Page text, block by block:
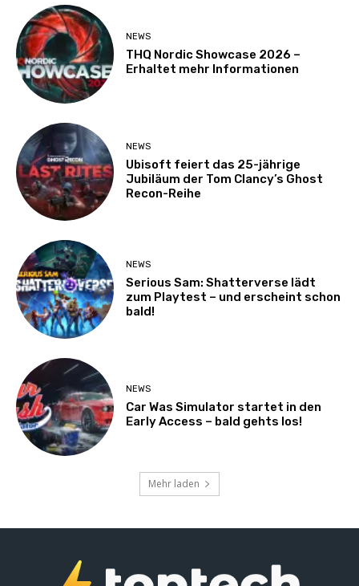
NEWS
THQ Nordic Showcase 2026 –
Erhaltet mehr Informationen
NEWS
Ubisoft feiert das 25-jährige
Jubiläum der Tom Clancy’s Ghost
Recon-Reihe
NEWS
Serious Sam: Shatterverse lädt
zum Playtest – und erscheint schon
bald!
NEWS
Car Was Simulator startet in den
Early Access – bald gehts los!
Mehr laden